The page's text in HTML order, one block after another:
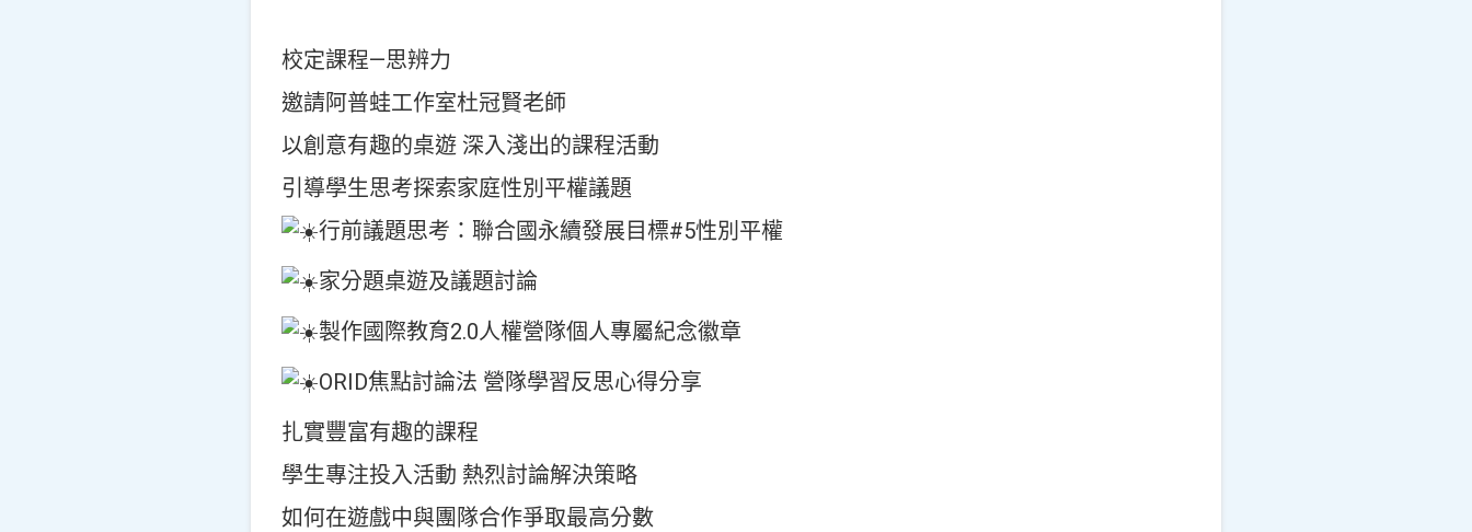
校定課程—思辨力
邀請阿普蛙工作室杜冠賢老師
以創意有趣的桌遊 深入淺出的課程活動
引導學生思考探索家庭性別平權議題
行前議題思考：聯合國永續發展目標#5性別平權
家分題桌遊及議題討論
製作國際教育2.0人權營隊個人專屬紀念徽章
ORID焦點討論法 營隊學習反思心得分享
扎實豐富有趣的課程
學生專注投入活動 熱烈討論解決策略
如何在遊戲中與團隊合作爭取最高分數